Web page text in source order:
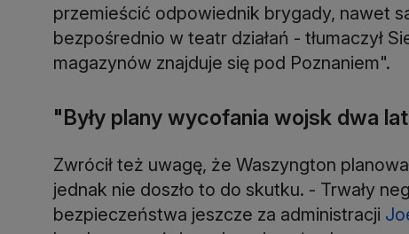
przemieścić odpowiednik brygady, nawet
bezpośrednio w teatr działań - tłumaczył
magazynów znajduje się pod Poznaniem".
"Były plany wycofania wojsk dwa
Zwrócił też uwagę, że Waszyngton
jednak nie doszło to do skutku. - Trwały
bezpieczeństwa jeszcze za administracji